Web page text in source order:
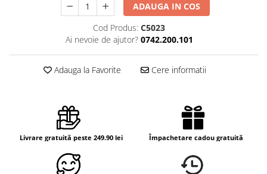
ADAUGA IN COS
Cod Produs: C5023
Ai nevoie de ajutor? 0742.200.101
Adauga la Favorite Cere informatii
Livrare gratuită peste 249.90 lei Împachetare cadou gratuită